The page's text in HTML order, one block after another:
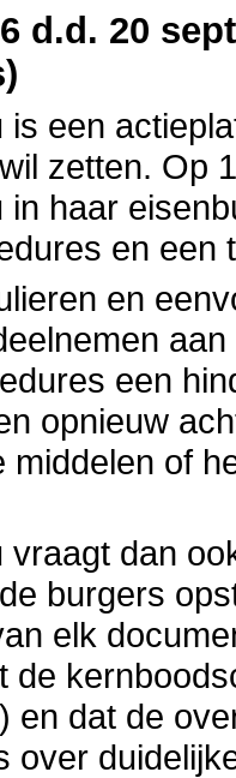
d.d. 20
is een
zetten. Op
in haar
en een
en
een
opnieuw
middelen of
vraagt dan
burgers
elk
de
en dat de
over